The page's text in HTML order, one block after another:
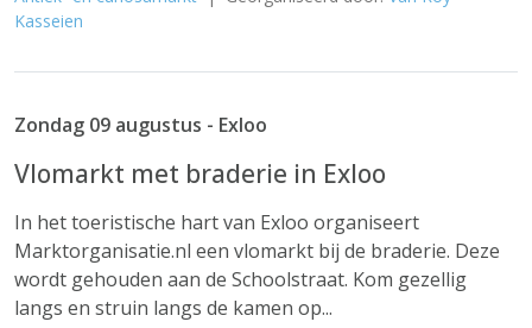
Kasseien
Zondag 09 augustus - Exloo
Vlomarkt met braderie in Exloo
In het toeristische hart van Exloo organiseert
Marktorganisatie.nl een vlomarkt bij de braderie. Deze
wordt gehouden aan de Schoolstraat. Kom gezellig
langs en struin langs de kamen op...